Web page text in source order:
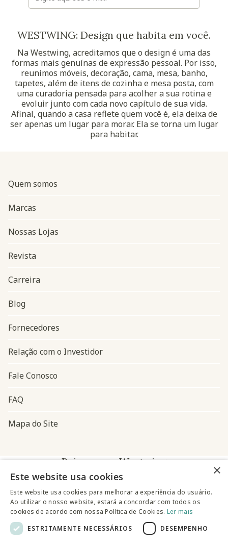
WESTWING: Design que habita em você.
Na Westwing, acreditamos que o design é uma das
formas mais genuínas de expressão pessoal. Por isso,
reunimos móveis, decoração, cama, mesa, banho,
tapetes, além de itens de cozinha e mesa posta, com
uma curadoria pensada para acolher a sua rotina e
evoluir junto com cada novo capítulo de sua vida.
Afinal, quando a casa reflete quem você é, ela deixa de
ser apenas um lugar para morar. Ela se torna um lugar
para habitar.
Navegação do rodapé
Quem somos
Marcas
Nossas Lojas
Revista
Carreira
Blog
Fornecedores
Relação com o Investidor
Fale Conosco
FAQ
Mapa do Site
Baixe o app Westwing
×
Este website usa cookies
Este website usa cookies para melhorar a experiência do usuário.
Ao utilizar o nosso website, estará a concordar com todos os
cookies de acordo com nossa Política de Cookies. Ler mais
ESTRITAMENTE NECESSÁRIOS
DESEMPENHO